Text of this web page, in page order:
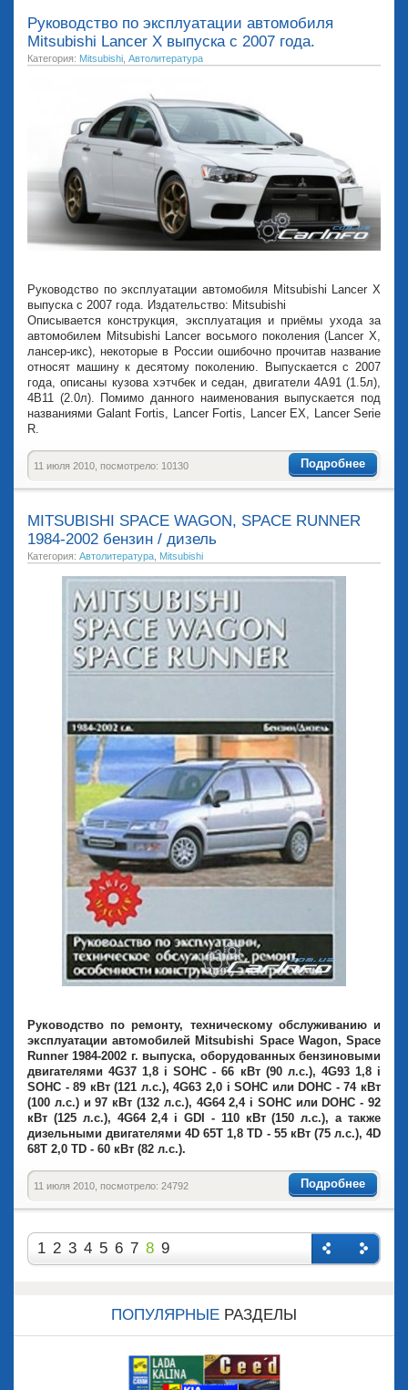
Руководство по эксплуатации автомобиля
Mitsubishi Lancer X выпуска с 2007 года.
Категория: Mitsubishi Автолитература
Руководство по эксплуатации автомобиля Mitsubishi Lancer X
выпуска с 2007 года. Издательство: Mitsubishi
Описывается конструкция, эксплуатация и приёмы ухода за
автомобилем Mitsubishi Lancer восьмого поколения (Lancer X,
лансер-икс), некоторые в России ошибочно прочитав название
относят машину к десятому поколению. Выпускается с 2007
года, описаны кузова хэтчбек и седан, двигатели 4А91 (1.5л),
4В11 (2.0л). Помимо данного наименования выпускается под
названиями Galant Fortis, Lancer Fortis, Lancer EX, Lancer Serie
R.
Подробнее
11 июля 2010, посмотрело: 10130
MITSUBISHI SPACE WAGON, SPACE RUNNER
1984-2002 бензин / дизель
Категория: Автолитература Mitsubishi
Руководство по ремонту, техническому обслуживанию и
эксплуатации автомобилей Mitsubishi Space Wagon, Space
Runner 1984-2002 г. выпуска, оборудованных бензиновыми
двигателями 4G37 1,8 i SOHC - 66 кВт (90 л.с.), 4G93 1,8 i
SOHC - 89 кВт (121 л.с.), 4G63 2,0 i SOHC или DOHC - 74 кВт
(100 л.с.) и 97 кВт (132 л.с.), 4G64 2,4 i SOHC или DOHC - 92
кВт (125 л.с.), 4G64 2,4 i GDI - 110 кВт (150 л.с.), а также
дизельными двигателями 4D 65T 1,8 TD - 55 кВт (75 л.с.), 4D
68T 2,0 TD - 60 кВт (82 л.с.).
Подробнее
11 июля 2010, посмотрело: 24792
1 2 3 4 5 6 7 8 9
ПОПУЛЯРНЫЕ РАЗДЕЛЫ